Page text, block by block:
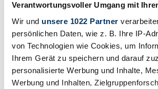
Verantwortungsvoller Umgang mit
Wir und unsere 1022 Partner
persönlichen Daten, wie z. B. Ihre IP-
von Technologien wie Cookies, um
Ihrem Gerät zu speichern und darauf
personalisierte Werbung und Inhalte,
Werbung und Inhalten,
Reciba una notificación tan pronto como se
Crear alerta de búsqueda
Crear anuncio